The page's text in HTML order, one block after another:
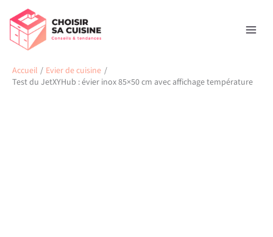
contenu
Accueil
Evier de cuisine
Test du JetXYHub : évier inox 85×50 cm avec affichage température
Rechercher